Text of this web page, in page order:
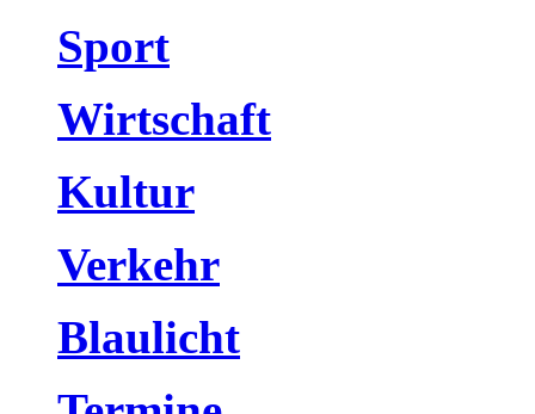
Sport
Wirtschaft
Kultur
Verkehr
Blaulicht